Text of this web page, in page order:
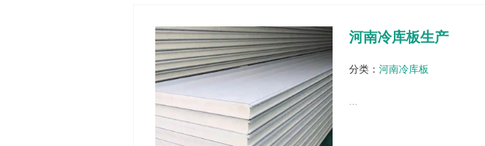
河南冷库板生产
分类：河南冷库板
...